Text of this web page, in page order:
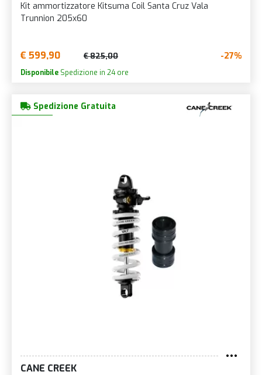
Kit ammortizzatore Kitsuma Coil Santa Cruz Vala
Trunnion 205x60
€ 599,90 € 825,00 -27%
Disponibile Spedizione in 24 ore
Spedizione Gratuita
CANE CREEK